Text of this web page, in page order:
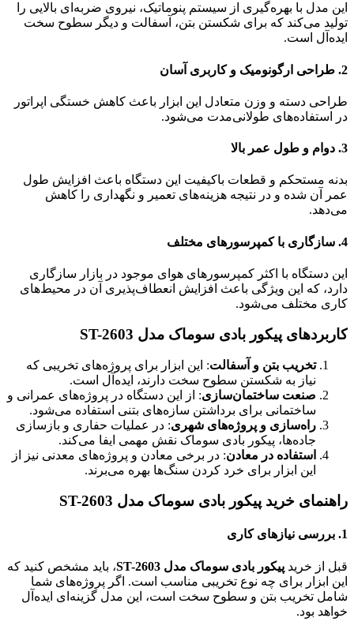
این مدل با بهره‌گیری از سیستم پنوماتیک، نیروی ضربه‌ای بالایی را
تولید می‌کند که برای شکستن بتن، آسفالت و دیگر سطوح سخت
ایده‌آل است.
2. طراحی ارگونومیک و کاربری آسان
طراحی دسته و وزن متعادل این ابزار باعث کاهش خستگی اپراتور
در استفاده‌های طولانی‌مدت می‌شود.
3. دوام و طول عمر بالا
بدنه مستحکم و قطعات باکیفیت این دستگاه باعث افزایش طول
عمر آن شده و در نتیجه هزینه‌های تعمیر و نگهداری را کاهش
می‌دهد.
4. سازگاری با کمپرسورهای مختلف
این دستگاه با اکثر کمپرسورهای هوای موجود در بازار سازگاری
دارد، که این ویژگی باعث افزایش انعطاف‌پذیری آن در محیط‌های
کاری مختلف می‌شود.
کاربردهای پیکور بادی سوماک مدل ST-2603
تخریب بتن و آسفالت: این ابزار برای پروژه‌های تخریبی که
نیاز به شکستن سطوح سخت دارند، ایده‌آل است.
صنعت ساختمان‌سازی: از این دستگاه در پروژه‌های عمرانی و
ساختمانی برای برداشتن سازه‌های بتنی استفاده می‌شود.
راه‌سازی و پروژه‌های شهری: در عملیات حفاری و بازسازی
جاده‌ها، پیکور بادی سوماک نقش مهمی ایفا می‌کند.
استفاده در معادن: در برخی معادن و پروژه‌های معدنی نیز از
این ابزار برای خرد کردن سنگ‌ها بهره می‌برند.
راهنمای خرید پیکور بادی سوماک مدل ST-2603
1. بررسی نیازهای کاری
قبل از خرید پیکور بادی سوماک مدل ST-2603
، باید مشخص کنید که
این ابزار برای چه نوع تخریبی مناسب است. اگر پروژه‌های شما
شامل تخریب بتن و سطوح سخت است، این مدل گزینه‌ای ایده‌آل
خواهد بود.